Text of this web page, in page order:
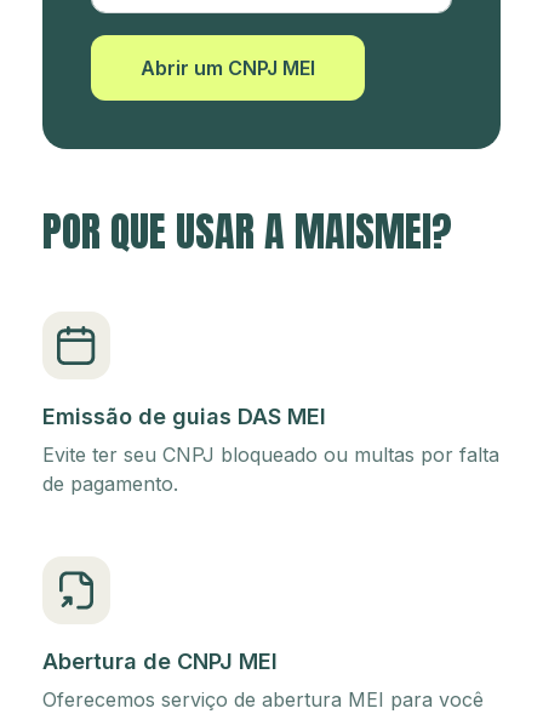
Abrir um CNPJ MEI
POR QUE USAR A MAISMEI?
Emissão de guias DAS MEI
Evite ter seu CNPJ bloqueado ou multas por falta
de pagamento.
Abertura de CNPJ MEI
Oferecemos serviço de abertura MEI para você